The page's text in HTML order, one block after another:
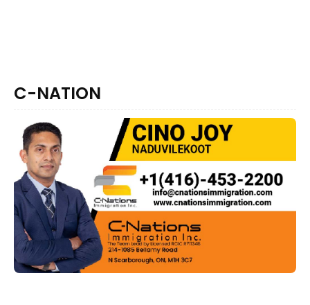
C-NATION